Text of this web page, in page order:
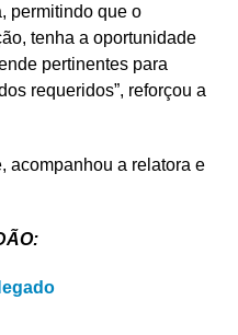
permitindo que o
tenha a oportunidade
pertinentes para
requeridos”, reforçou a
acompanhou a relatora e